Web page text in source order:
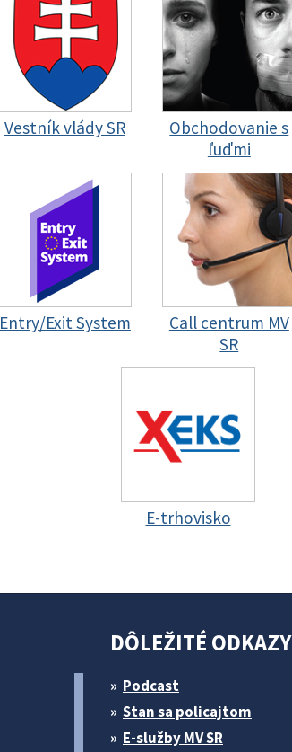
Vestník vlády SR
Obchodovanie s
ľuďmi
Entry/Exit System
Call centrum MV
SR
E-trhovisko
DÔLEŽITÉ ODKAZY
Podcast
Stan sa policajtom
E-služby MV SR